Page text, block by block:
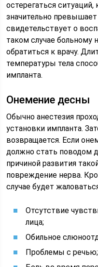
остерегаться ситуаций,
значительно превышает
свидетельствует о
таком случае
обратиться к врачу.
температуры тела
импланта.
Онемение десны
Обычно анестезия
установки импланта.
возвращается. Если
должно стать поводом
причиной развития
повреждение нерва.
случае будет
Отсутствие
лица;
Обильное
Проблемы с речью;